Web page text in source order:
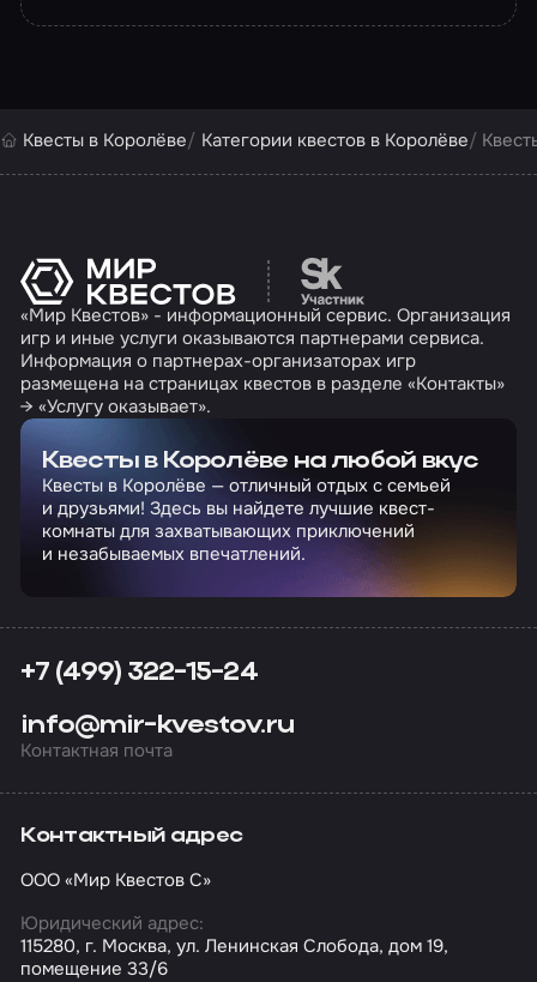
Квесты в Королёве Категории квестов в Королёве
Перейти на сайт
«Мир Квестов» - информационный сервис. Организация
игр и иные услуги оказываются партнерами сервиса.
Информация о партнерах-организаторах игр
размещена на страницах квестов в разделе «Контакты»
→ «Услугу оказывает».
Квесты в Королёве на любой вкус
Квесты в Королёве — отличный отдых с семьей
и друзьями! Здесь вы найдете лучшие квест-
комнаты для захватывающих приключений
и незабываемых впечатлений.
+7 (499) 322-15-24
info@mir-kvestov.ru
Контактная почта
Контактный адрес
ООО «Мир Квестов С»
Юридический адрес:
115280, г. Москва, ул. Ленинская Слобода, дом 19,
помещение 33/6